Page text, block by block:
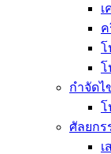
เ
โ
โ
กำจัดไ
โ
ศัลยกร
เ